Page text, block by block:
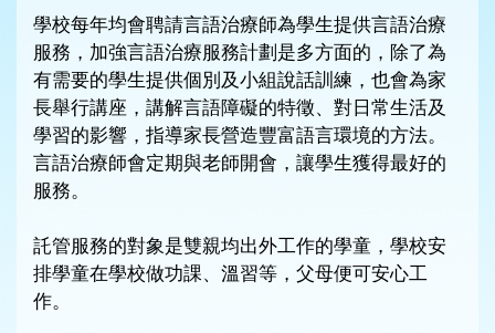
學校每年均會聘請言語治療師為學生提供言語治療
服務，加強言語治療服務計劃是多方面的，除了為
有需要的學生提供個別及小組說話訓練，也會為家
長舉行講座，講解言語障礙的特徵、對日常生活及
學習的影響，指導家長營造豐富語言環境的方法。
言語治療師會定期與老師開會，讓學生獲得最好的
服務。
託管服務的對象是雙親均出外工作的學童，學校安
排學童在學校做功課、溫習等，父母便可安心工
作。